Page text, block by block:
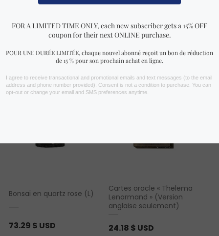
Vous aimerez peut-être aussi…
Bonsaï en quartz rose (L)
73.29 $ USD
Cartes oracle « Thelema
Lenormand » (Version
anglaise seulement)
24.18 $ USD